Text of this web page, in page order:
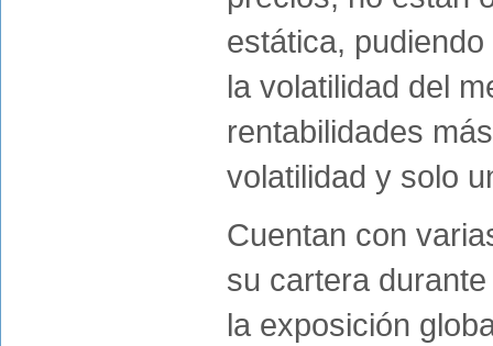
estática,
la volatilidad del
rentabilidades
volatilidad y solo
Cuentan con
su cartera
la exposición